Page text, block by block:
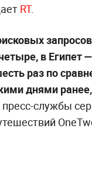
RT.
в Египет
раз по
днями ранее,
службы